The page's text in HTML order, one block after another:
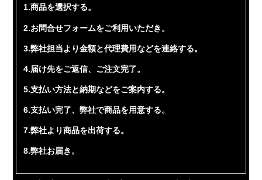
1.商品を選択する。
2.お問合せフォームをご利用いただき。
3.弊社担当より金額と代理費用などを連絡する。
4.届け先をご返信、ご注文完了。
5.支払い方法と納期などをご案内する。
6.支払い完了、弊社で商品を用意する。
7.弊社より商品を出荷する。
8.弊社お届き。